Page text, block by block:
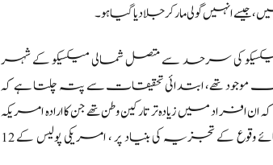
گولی مار کر جلا دیا گیا ہو۔
یہ بھی کہا کہ 23 جنوری 2021 کو امریکہ میکسیکو کی سرحد سے متصل شمالی میکسیکو کے شہر
تھے، ابتدائی تحقیقات سے پتہ چلتا ہے کہ
افراد میں زیادہ تر تارکین وطن تھے جن کا ارادہ امریکہ
میں داخل ہونا تھا، بیریوس نے بتایا کہ ابتدائی تفتیش اور جائے وقوع کے تجزیہ کی بنیاد پر ، امریکی پولیس کے 12